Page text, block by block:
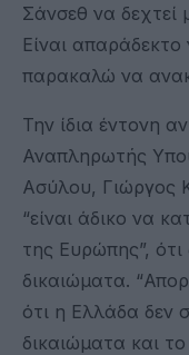
Σάνσεθ να δεχτεί
Είναι
παρακαλώ να
Την ίδια έντονη
Αναπληρωτής
Ασύλου, Γιώργος
“είναι άδικο να
της Ευρώπης”,
δικαιώματα.
ότι η Ελλάδα δεν
δικαιώματα και